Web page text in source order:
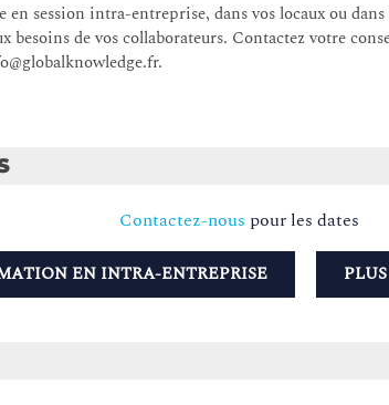
session intra-entreprise, dans vos locaux ou
besoins de vos collaborateurs. Contactez votre
Contactez-nous pour les dates
EN INTRA-ENTREPRISE